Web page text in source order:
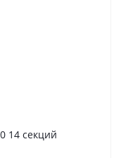
14 секций